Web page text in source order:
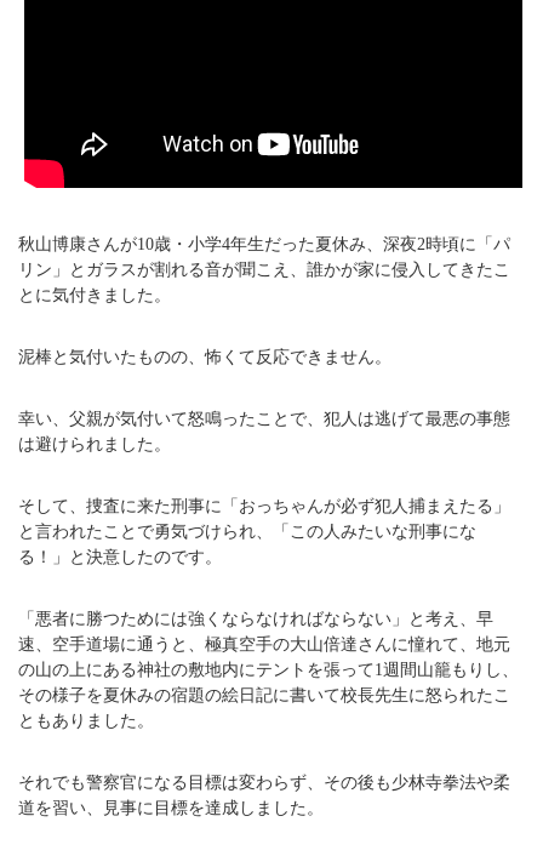
秋山博康さんが10歳・小学4年生だった夏休み、深夜2時頃に「パ
リン」とガラスが割れる音が聞こえ、誰かが家に侵入してきたこ
とに気付きました。
泥棒と気付いたものの、怖くて反応できません。
幸い、父親が気付いて怒鳴ったことで、犯人は逃げて最悪の事態
は避けられました。
そして、捜査に来た刑事に「おっちゃんが必ず犯人捕まえたる」
と言われたことで勇気づけられ、「この人みたいな刑事にな
る！」と決意したのです。
「悪者に勝つためには強くならなければならない」と考え、早
速、空手道場に通うと、極真空手の大山倍達さんに憧れて、地元
の山の上にある神社の敷地内にテントを張って1週間山籠もりし、
その様子を夏休みの宿題の絵日記に書いて校長先生に怒られたこ
ともありました。
それでも警察官になる目標は変わらず、その後も少林寺拳法や柔
道を習い、見事に目標を達成しました。